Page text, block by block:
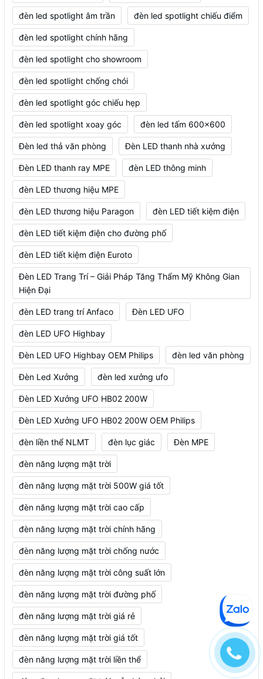
đèn led spotlight âm trần đèn led spotlight chiếu điểm
đèn led spotlight chính hãng
đèn led spotlight cho showroom
đèn led spotlight chống chói
đèn led spotlight góc chiếu hẹp
đèn led spotlight xoay góc đèn led tấm 600x600
Đèn led thả văn phòng Đèn LED thanh nhà xưởng
Đèn LED thanh ray MPE đèn LED thông minh
đèn LED thương hiệu MPE
đèn LED thương hiệu Paragon đèn LED tiết kiệm điện
đèn LED tiết kiệm điện cho đường phố
đèn LED tiết kiệm điện Euroto
Đèn LED Trang Trí – Giải Pháp Tăng Thẩm Mỹ Không Gian
Hiện Đại
đèn LED trang trí Anfaco Đèn LED UFO
đèn LED UFO Highbay
Đèn LED UFO Highbay OEM Philips đèn led văn phòng
Đèn Led Xưởng đèn led xưởng ufo
Đèn LED Xưởng UFO HB02 200W
Đèn LED Xưởng UFO HB02 200W OEM Philips
đèn liền thể NLMT đèn lục giác Đèn MPE
đèn năng lượng mặt trời
đèn năng lượng mặt trời 500W giá tốt
đèn năng lượng mặt trời cao cấp
đèn năng lượng mặt trời chính hãng
đèn năng lượng mặt trời chống nước
đèn năng lượng mặt trời công suất lớn
đèn năng lượng mặt trời đường phố
đèn năng lượng mặt trời giá rẻ
đèn năng lượng mặt trời giá tốt
đèn năng lượng mặt trời liền thể